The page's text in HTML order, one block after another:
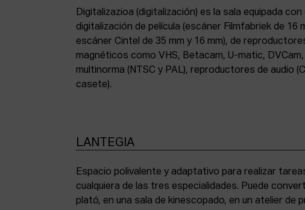
Digitalizazioa (digitalización) es la sala equipada
digitalización de película (escáner Filmfabriek de 16
escáner Cintel de 35 mm y 16 mm), de
magnéticos como VHS, Betacam, U-matic,
multinorma (NTSC y PAL), reproductores de audio
casete).
LANTEGIA
Espacio polivalente y adaptativo para realizar
cualquiera de las tres especialidades. Puede
plató, en una sala de kinescopado, en un atelier de